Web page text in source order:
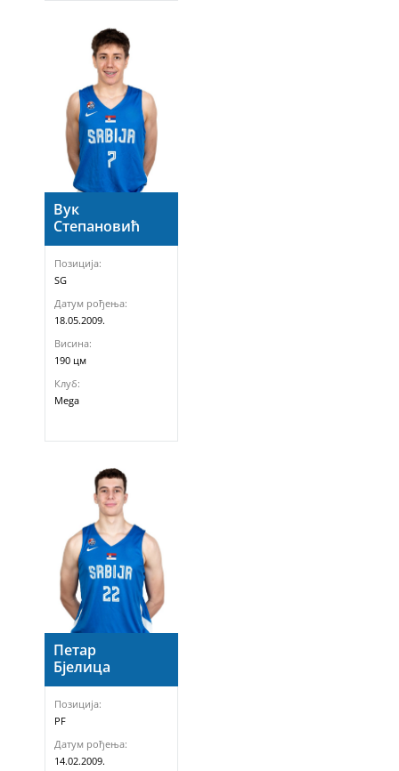
Вук
Степановић
Позиција:
SG
Датум рођења:
18.05.2009.
Висина:
190 цм
Клуб:
Mega
Петар
Бјелица
Позиција:
PF
Датум рођења:
14.02.2009.